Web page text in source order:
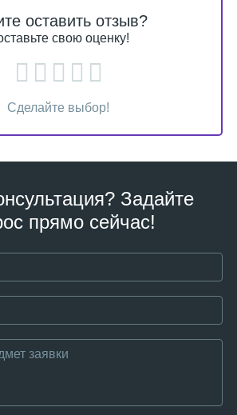
оставить отзыв?
свою оценку!
Сделайте выбор!
Задайте
прямо сейчас!